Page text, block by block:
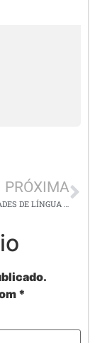
PRÓXIMA
*